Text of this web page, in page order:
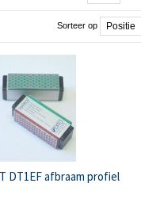
Sorteer op
DT1EF afbraam profiel